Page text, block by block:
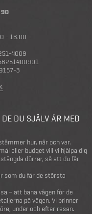
- 16.00
4009
3
DU SJÄLV ÄR MED
hur, när och var.
eller budget vill vi hjälpa dig
dörrar, så att du får
som du får de största
– att bana vägen för de
på vägen. Vi brinner
under och efter resan.